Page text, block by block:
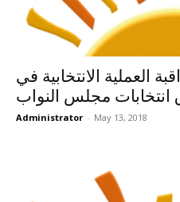
العملية الانتخابية في
Administrator - May 13, 2018